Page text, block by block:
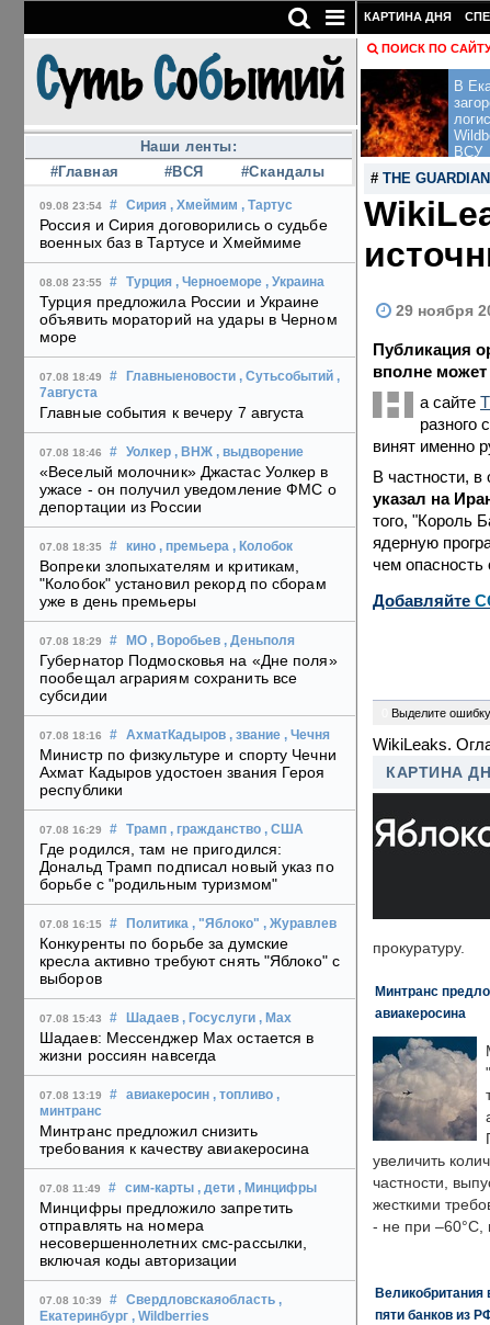
Наши ленты:
#Главная
#ВСЯ #Скандалы
09.08 23:54 # Сирия , Хмеймим , Тартус
Россия и Сирия договорились о судьбе
военных баз в Тартусе и Хмеймиме
08.08 23:55 # Турция , Черноеморе , Украина
Турция предложила России и Украине
объявить мораторий на удары в Черном
море
07.08 18:49 # Главныеновости , Сутьсобытий ,
7августа
Главные события к вечеру 7 августа
07.08 18:46 # Уолкер , ВНЖ , выдворение
«Веселый молочник» Джастас Уолкер в
ужасе - он получил уведомление ФМС о
депортации из России
07.08 18:35 # кино , премьера , Колобок
Вопреки злопыхателям и критикам,
"Колобок" установил рекорд по сборам
уже в день премьеры
07.08 18:29 # МО , Воробьев , Деньполя
Губернатор Подмосковья на «Дне поля»
пообещал аграриям сохранить все
субсидии
07.08 18:16 # АхматКадыров , звание , Чечня
Министр по физкультуре и спорту Чечни
Ахмат Кадыров удостоен звания Героя
республики
07.08 16:29 # Трамп , гражданство , США
Где родился, там не пригодился:
Дональд Трамп подписал новый указ по
борьбе с "родильным туризмом"
07.08 16:15 # Политика , "Яблоко" , Журавлев
Конкуренты по борьбе за думские
кресла активно требуют снять "Яблоко" с
выборов
07.08 15:43 # Шадаев , Госуслуги , Max
Шадаев: Мессенджер Max остается в
жизни россиян навсегда
07.08 13:19 # авиакеросин , топливо ,
минтранс
Минтранс предложил снизить
требования к качеству авиакеросина
07.08 11:49 # сим-карты , дети , Минцифры
Минцифры предложило запретить
отправлять на номера
несовершеннолетних смс-рассылки,
включая коды авторизации
07.08 10:39 # Свердловскаяобласть ,
Екатеринбург , Wildberries
КАРТИНА ДНЯ
ПОИСК ПО
В
ВСУ
# THE GUARDIAN
29 ноября
Публикация
вполне
Н а сайте
разного
винят именно
В частности, в
указал на
того, "Король
ядерную
чем опасность
Добавляйте
Выделите
WikiLeaks.
КАРТИНА
прокуратуру.
Минтранс
авиакеросина
увеличить
частности,
жесткими
- не при –60°C,
Великобритания
пяти банков из